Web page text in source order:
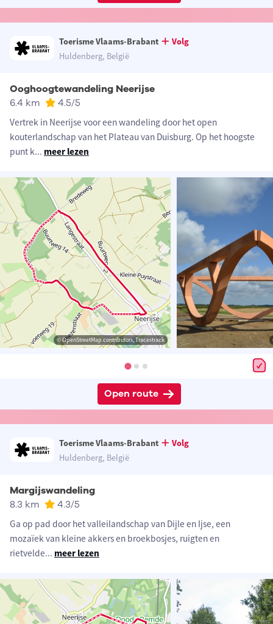
Toerisme Vlaams-Brabant
Volg
Huldenberg, België
Ooghoogtewandeling Neerijse
6.4 km 4.5/5
Vertrek in Neerijse voor een wandeling door het open
kouterlandschap van het Plateau van Duisburg. Op het hoogste
punt k... meer lezen
© OpenStreetMap contributors, Tracestrack
Open route
Toerisme Vlaams-Brabant
Volg
Huldenberg, België
Margijswandeling
8.3 km 4.3/5
Ga op pad door het valleilandschap van Dijle en Ijse, een
mozaïek van kleine akkers en broekbosjes, ruigten en
rietvelde... meer lezen